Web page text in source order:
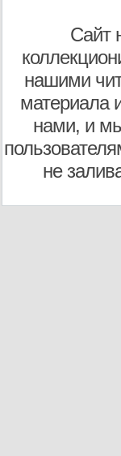
Сайт
нашими
материала
нами, и
не